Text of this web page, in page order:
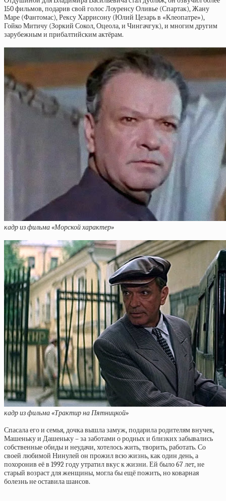
150 фильмов, подарив свой голос Лоуренсу Оливье (Спартак), Жану
Маре (Фантомас), Рексу Харрисону (Юлий Цезарь в «Клеопатре»),
Гойко Митичу (Зоркий Сокол, Оцеола, и Чингачгук), и многим другим
зарубежным и прибалтийским актёрам.
кадр из фильма «Морской характер»
кадр из фильма «Трактир на Пятницкой»
Спасала его и семья, дочка вышла замуж, подарила родителям внучек,
Машеньку и Дашеньку – за заботами о родных и близких забывались
собственные обиды и неудачи, хотелось жить, творить, работать. Со
своей любимой Нинулей он прожил всю жизнь, как один день, а
похоронив её в 1992 году утратил вкус к жизни. Ей было 67 лет, не
старый возраст для женщины, могла бы ещё пожить, но коварная
болезнь не оставила шансов.